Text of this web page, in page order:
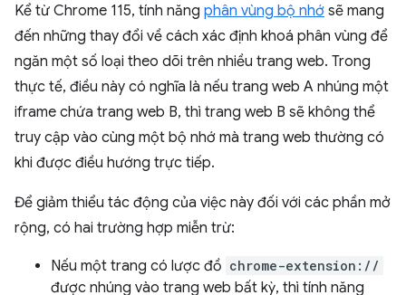
Kể từ Chrome 115, tính năng phân vùng bộ nhớ sẽ mang
đến những thay đổi về cách xác định khoá phân vùng để
ngăn một số loại theo dõi trên nhiều trang web. Trong
thực tế, điều này có nghĩa là nếu trang web A nhúng một
iframe chứa trang web B, thì trang web B sẽ không thể
truy cập vào cùng một bộ nhớ mà trang web thường có
khi được điều hướng trực tiếp.
Để giảm thiểu tác động của việc này đối với các phần mở
rộng, có hai trường hợp miễn trừ:
Nếu một trang có lược đồ chrome-extension://
được nhúng vào trang web bất kỳ, thì tính năng